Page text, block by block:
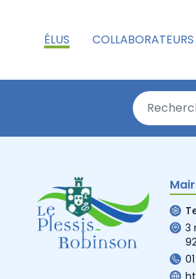
ÉLUS COLLABORATEURS
3